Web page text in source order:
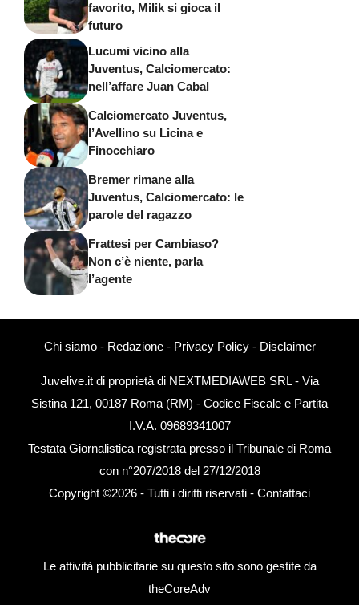
favorito, Milik si gioca il
futuro
Lucumi vicino alla
Juventus, Calciomercato:
nell’affare Juan Cabal
Calciomercato Juventus,
l’Avellino su Licina e
Finocchiaro
Bremer rimane alla
Juventus, Calciomercato: le
parole del ragazzo
Frattesi per Cambiaso?
Non c’è niente, parla
l’agente
Chi siamo- Redazione- Privacy Policy- Disclaimer
Juvelive.it di proprietà di NEXTMEDIAWEB SRL - Via
Sistina 121, 00187 Roma (RM) - Codice Fiscale e Partita
I.V.A. 09689341007
Testata Giornalistica registrata presso il Tribunale di Roma
con n°207/2018 del 27/12/2018
Copyright ©2026 - Tutti i diritti riservati - Contattaci
Le attività pubblicitarie su questo sito sono gestite da
theCoreAdv